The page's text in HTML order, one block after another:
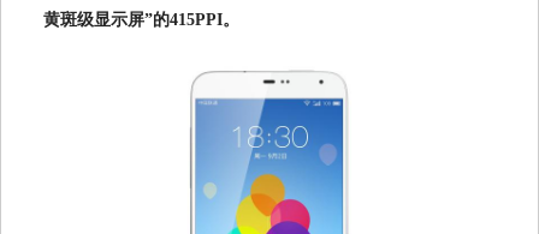
黄斑级显示屏”的415PPI。